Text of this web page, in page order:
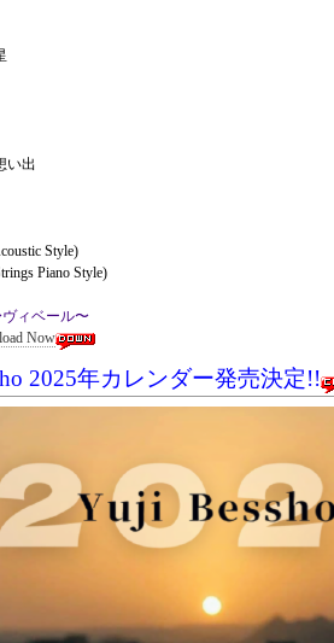
い出
Style)
Piano Style)
ヴィベール〜
Now
2025年カレンダー発売決定!!